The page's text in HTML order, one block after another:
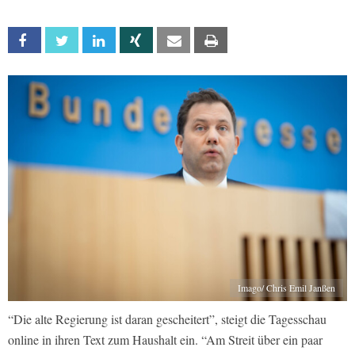
Facebook Twitter Linkedin Xing Email
Imago/ Chris Emil Janßen
“Die alte Regierung ist daran gescheitert”, steigt die Tagesschau
online in ihren Text zum Haushalt ein. “Am Streit über ein paar